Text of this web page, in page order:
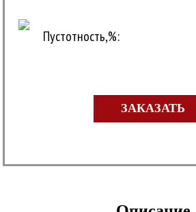
Пустотность,%:
ЗАКАЗАТЬ